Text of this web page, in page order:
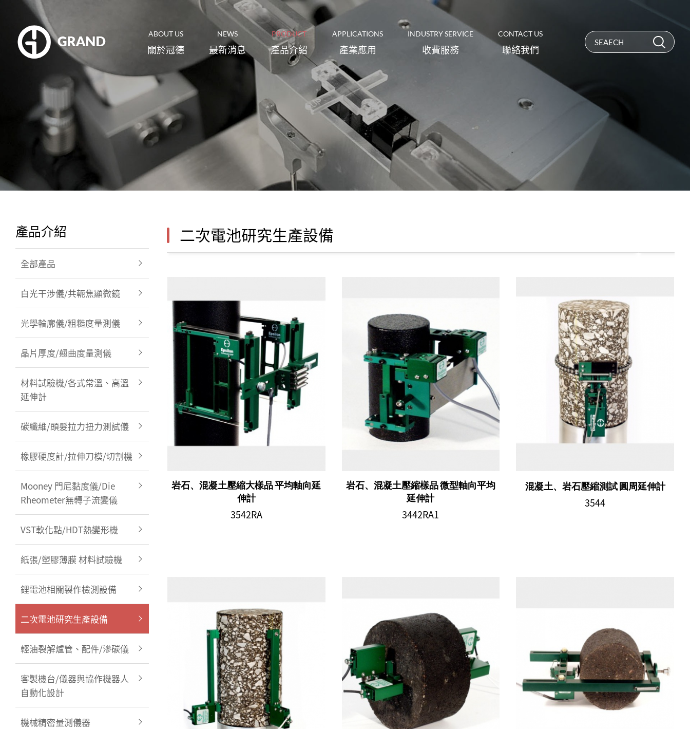
ABOUT US
關於冠德
NEWS
最新消息
PRODUCT
產品介紹
白光干涉儀/共軛焦顯微鏡 光學輪廓儀/粗糙度量測儀 晶片厚度/翹曲度量測儀
材料試驗機/各式常溫、高溫延伸
碳纖維/頭髮拉力扭力測試儀
橡膠硬度計/拉伸刀模/切割機
Mooney 門尼黏度儀/Die
Rheometer無轉子流變儀
VST軟化點/HDT熱變形機
紙張/塑膠薄膜 材料試驗機
鋰電池相關製作檢測設備 二次電池研究生產設備
輕油裂解爐管、配件/滲碳儀
客製機台/儀器與協作機器人自動
粗度/階高/奈米硬度計標準試片 金相前處理/硬度計/顯微鏡
奈米壓痕機械性質分析儀
APPLICATIONS
產業應用
Semiconductor
and
Optoelectronics
半導體‧光電
Lithium battery
production
inspection
鋰電池製作檢驗
‧ rubber ‧
polymer
金屬‧塑膠‧橡
膠‧高分子
Biomedical ‧
Automation of
various
instruments and
協作自動化
Petrochemical
INDUSTRY SERVICE
收費服務
CONTACT US
聯絡我們
產品介紹
全部產品
白光干涉儀/共軛焦顯微鏡
光學輪廓儀/粗糙度量測儀
晶片厚度/翹曲度量測儀
材料試驗機/各式常溫、高溫
延伸計
碳纖維/頭髮拉力扭力測試儀
橡膠硬度計/拉伸刀模/切割機
Mooney 門尼黏度儀/Die
Rheometer無轉子流變儀
VST軟化點/HDT熱變形機
紙張/塑膠薄膜 材料試驗機
鋰電池相關製作檢測設備
二次電池研究生產設備
輕油裂解爐管、配件/滲碳儀
客製機台/儀器與協作機器人
自動化設計
機械精密量測儀器
二次電池研究生產設備
岩石、混凝土壓縮大樣品 平均軸向延
伸計
3542RA
岩石、混凝土壓縮樣品 微型軸向平均
延伸計
3442RA1
混凝土、岩石壓縮測試 圓周延伸計
3544